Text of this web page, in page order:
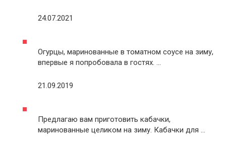
24.07.2021
Огурцы, маринованные в томатном соусе на зиму,
впервые я попробовала в гостях. …
21.09.2019
Предлагаю вам приготовить кабачки,
маринованные целиком на зиму. Кабачки для …